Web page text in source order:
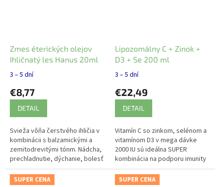
Zmes éterických olejov
Ihličnatý les Hanus 20ml
3 – 5 dní
€8,77
DETAIL
Svieža vôňa čerstvého ihličia v
kombinácii s balzamickými a
zemitodrevitými tónm. Nádcha,
prechladnutie, dýchanie, bolesť
svalov a kĺbov. Uvoľnenie
psychického vypätia.
Lipozomálny C + Zinok +
D3 + Se 200 ml
3 – 5 dní
€22,49
DETAIL
Vitamín C so zinkom, selénom a
vitamínom D3 v mega dávke
2000 IU sú ideálna SUPER
kombinácia na podporu imunity
a na boj proti virózam.
SUPER CENA
SUPER CENA